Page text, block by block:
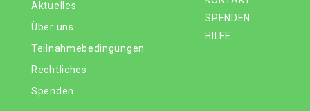
SPENDEN
HILFE
Aktuelles
Über uns
Teilnahmebedingungen
Rechtliches
Spenden